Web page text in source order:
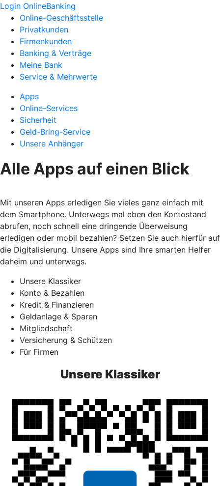
Login OnlineBanking
Online-Geschäftsstelle
Privatkunden
Firmenkunden
Banking & Verträge
Meine Bank
Service & Mehrwerte
Apps
Online-Services
Sicherheit
Geld-Bring-Service
Unsere Anhänger
Alle Apps auf einen Blick
Mit unseren Apps erledigen Sie vieles ganz einfach mit
dem Smartphone. Unterwegs mal eben den Kontostand
abrufen, noch schnell eine dringende Überweisung
erledigen oder mobil bezahlen? Setzen Sie auch hierfür auf
die Digitalisierung. Unsere Apps sind Ihre smarten Helfer
daheim und unterwegs.
Unsere Klassiker
Konto & Bezahlen
Kredit & Finanzieren
Geldanlage & Sparen
Mitgliedschaft
Versicherung & Schützen
Für Firmen
Unsere Klassiker